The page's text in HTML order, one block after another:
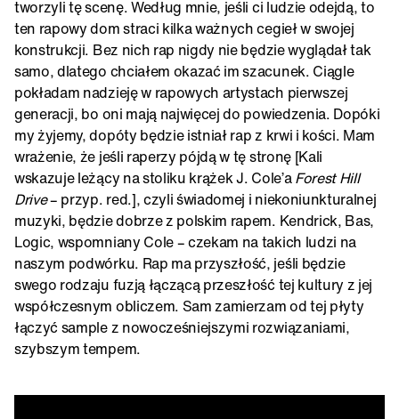
tworzyli tę scenę. Według mnie, jeśli ci ludzie odejdą, to
ten rapowy dom straci kilka ważnych cegieł w swojej
konstrukcji. Bez nich rap nigdy nie będzie wyglądał tak
samo, dlatego chciałem okazać im szacunek. Ciągle
pokładam nadzieję w rapowych artystach pierwszej
generacji, bo oni mają najwięcej do powiedzenia. Dopóki
my żyjemy, dopóty będzie istniał rap z krwi i kości. Mam
wrażenie, że jeśli raperzy pójdą w tę stronę [Kali
wskazuje leżący na stoliku krążek J. Cole’aForest Hill
Drive– przyp. red.], czyli świadomej i niekoniunkturalnej
muzyki, będzie dobrze z polskim rapem. Kendrick, Bas,
Logic, wspomniany Cole – czekam na takich ludzi na
naszym podwórku. Rap ma przyszłość, jeśli będzie
swego rodzaju fuzją łączącą przeszłość tej kultury z jej
współczesnym obliczem. Sam zamierzam od tej płyty
łączyć sample z nowocześniejszymi rozwiązaniami,
szybszym tempem.